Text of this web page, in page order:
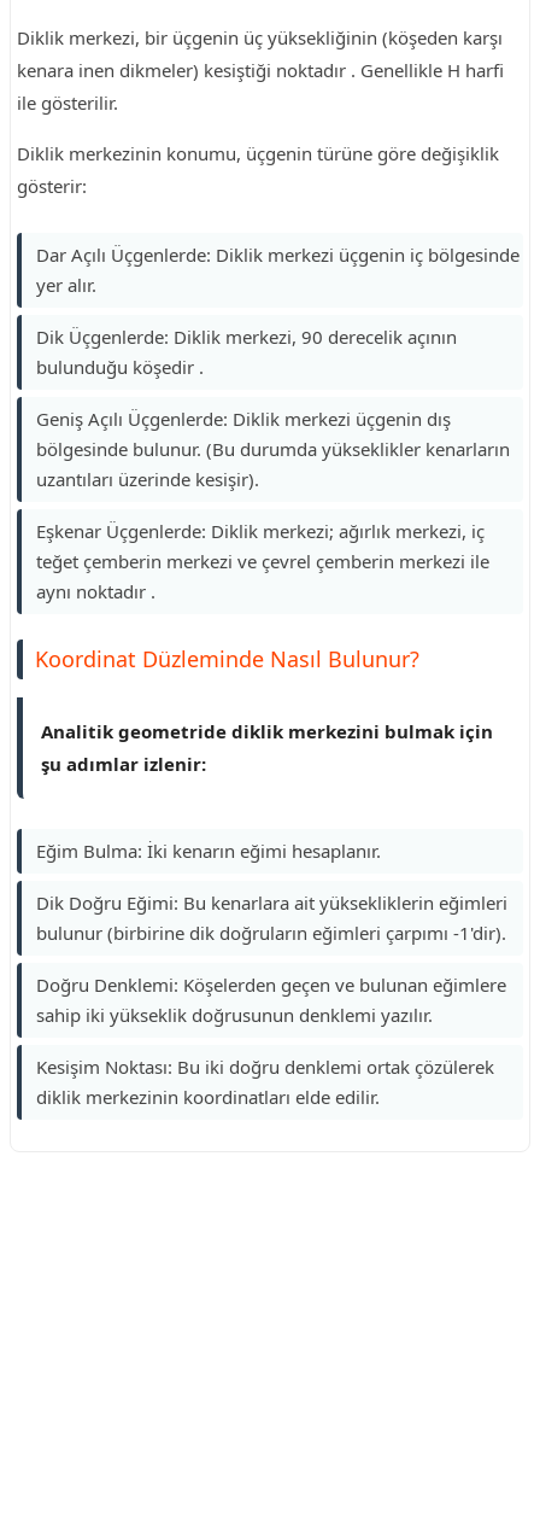
Diklik merkezi, bir üçgenin üç yüksekliğinin (köşeden karşı
kenara inen dikmeler) kesiştiği noktadır . Genellikle H harfi
ile gösterilir.
Diklik merkezinin konumu, üçgenin türüne göre değişiklik
gösterir:
Dar Açılı Üçgenlerde: Diklik merkezi üçgenin iç bölgesinde
yer alır.
Dik Üçgenlerde: Diklik merkezi, 90 derecelik açının
bulunduğu köşedir .
Geniş Açılı Üçgenlerde: Diklik merkezi üçgenin dış
bölgesinde bulunur. (Bu durumda yükseklikler kenarların
uzantıları üzerinde kesişir).
Eşkenar Üçgenlerde: Diklik merkezi; ağırlık merkezi, iç
teğet çemberin merkezi ve çevrel çemberin merkezi ile
aynı noktadır .
Koordinat Düzleminde Nasıl Bulunur?
Analitik geometride diklik merkezini bulmak için
şu adımlar izlenir:
Eğim Bulma: İki kenarın eğimi hesaplanır.
Dik Doğru Eğimi: Bu kenarlara ait yüksekliklerin eğimleri
bulunur (birbirine dik doğruların eğimleri çarpımı -1'dir).
Doğru Denklemi: Köşelerden geçen ve bulunan eğimlere
sahip iki yükseklik doğrusunun denklemi yazılır.
Kesişim Noktası: Bu iki doğru denklemi ortak çözülerek
diklik merkezinin koordinatları elde edilir.